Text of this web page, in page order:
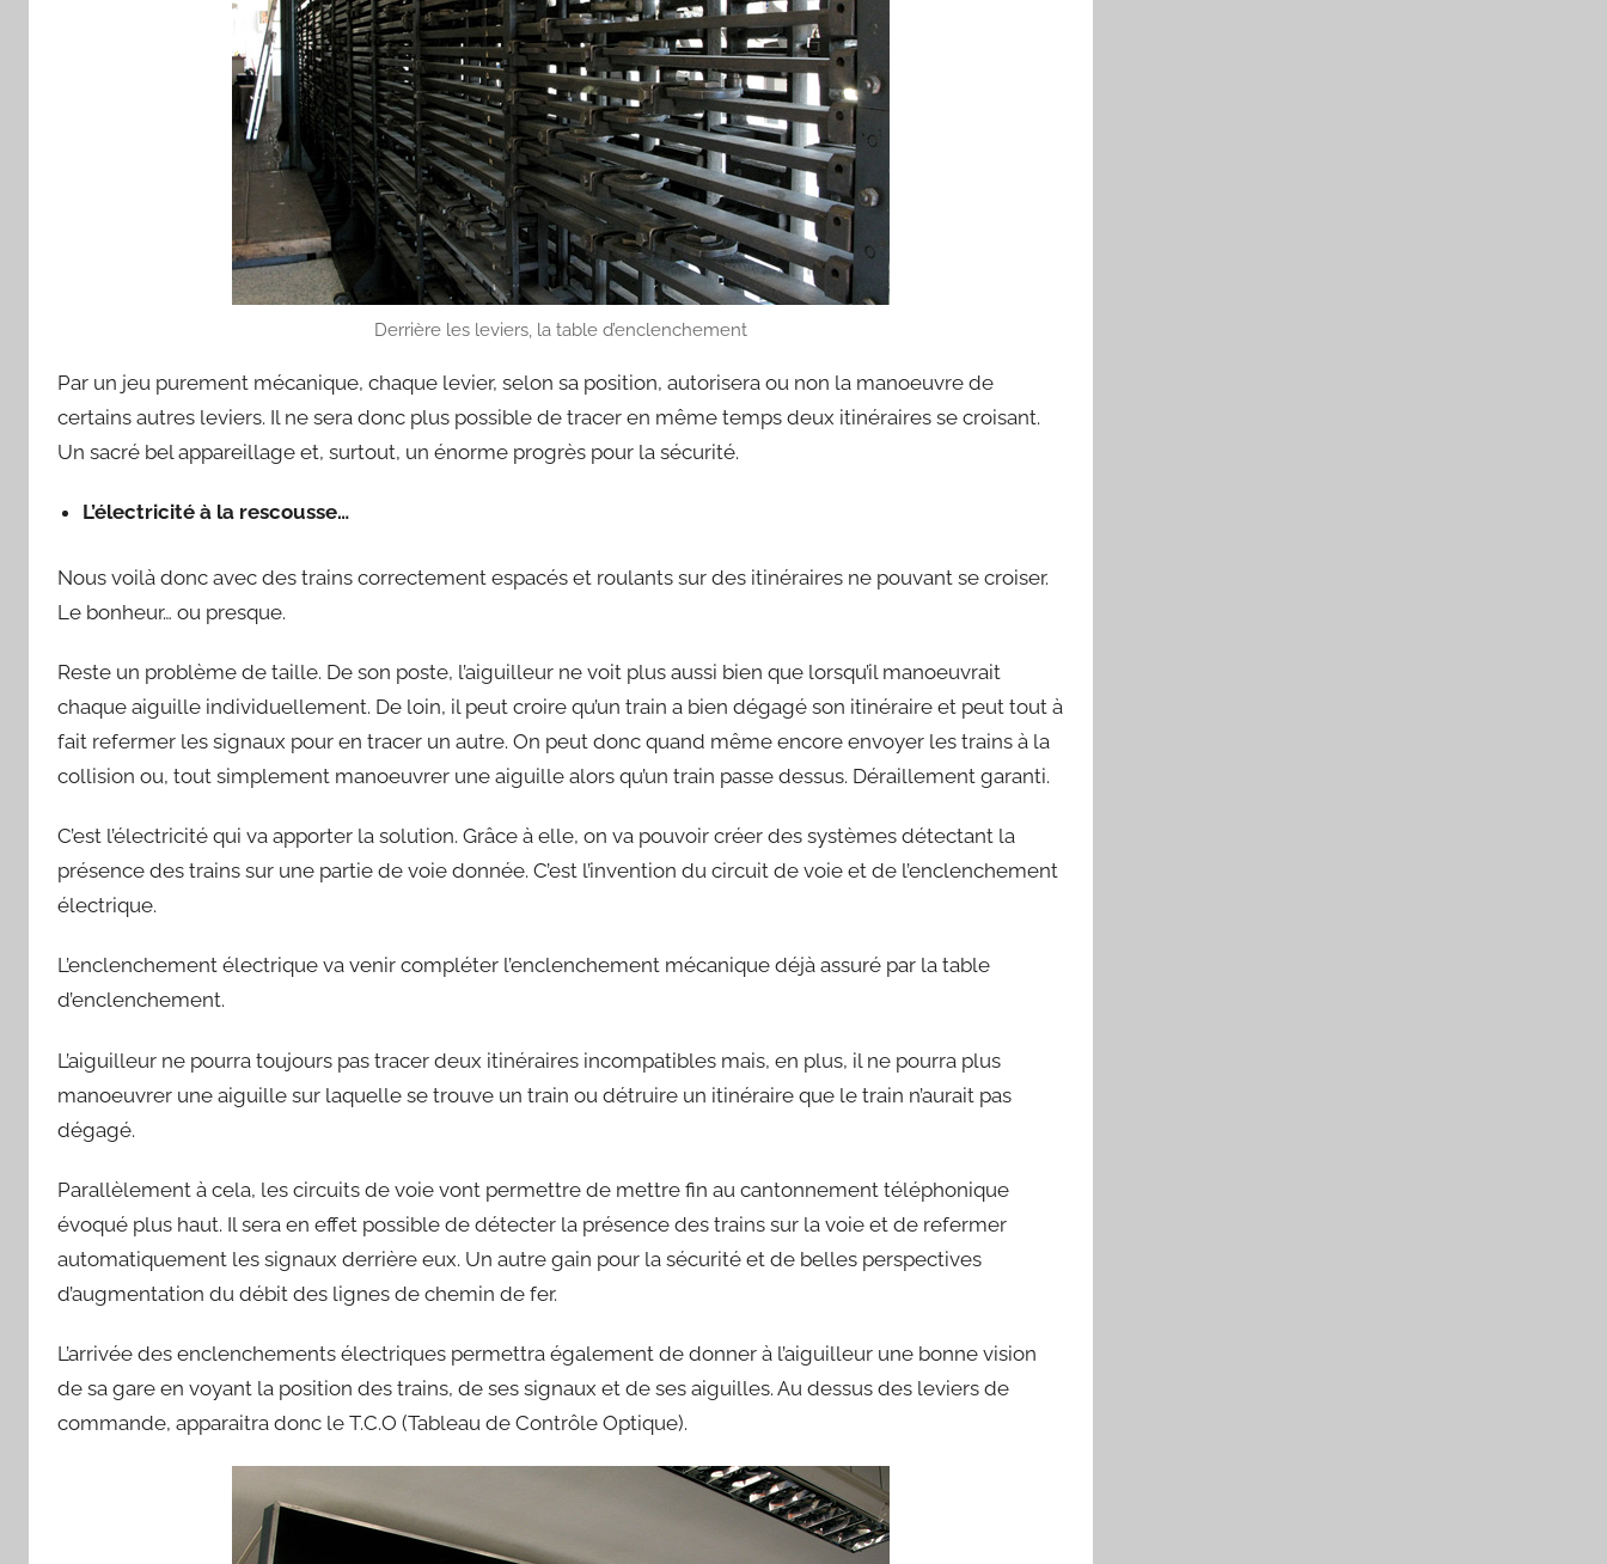
Derrière les leviers, la table d’enclenchement
Par un jeu purement mécanique, chaque levier, selon sa position, autorisera ou non la manoeuvre de
certains autres leviers. Il ne sera donc plus possible de tracer en même temps deux itinéraires se croisant.
Un sacré bel appareillage et, surtout, un énorme progrès pour la sécurité.
L’électricité à la rescousse…
Nous voilà donc avec des trains correctement espacés et roulants sur des itinéraires ne pouvant se croiser.
Le bonheur… ou presque.
Reste un problème de taille. De son poste, l’aiguilleur ne voit plus aussi bien que lorsqu’il manoeuvrait
chaque aiguille individuellement. De loin, il peut croire qu’un train a bien dégagé son itinéraire et peut tout à
fait refermer les signaux pour en tracer un autre. On peut donc quand même encore envoyer les trains à la
collision ou, tout simplement manoeuvrer une aiguille alors qu’un train passe dessus. Déraillement garanti.
C’est l’électricité qui va apporter la solution. Grâce à elle, on va pouvoir créer des systèmes détectant la
présence des trains sur une partie de voie donnée. C’est l’invention du circuit de voie et de l’enclenchement
électrique.
L’enclenchement électrique va venir compléter l’enclenchement mécanique déjà assuré par la table
d’enclenchement.
L’aiguilleur ne pourra toujours pas tracer deux itinéraires incompatibles mais, en plus, il ne pourra plus
manoeuvrer une aiguille sur laquelle se trouve un train ou détruire un itinéraire que le train n’aurait pas
dégagé.
Parallèlement à cela, les circuits de voie vont permettre de mettre fin au cantonnement téléphonique
évoqué plus haut. Il sera en effet possible de détecter la présence des trains sur la voie et de refermer
automatiquement les signaux derrière eux. Un autre gain pour la sécurité et de belles perspectives
d’augmentation du débit des lignes de chemin de fer.
L’arrivée des enclenchements électriques permettra également de donner à l’aiguilleur une bonne vision
de sa gare en voyant la position des trains, de ses signaux et de ses aiguilles. Au dessus des leviers de
commande, apparaitra donc le T.C.O (Tableau de Contrôle Optique).